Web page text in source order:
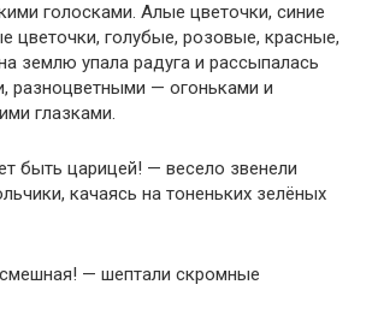
голосками. Алые цветочки, синие
цветочки, голубые, розовые, красные,
землю упала радуга и рассыпалась
разноцветными — огоньками и
глазками.
быть царицей! — весело звенели
качаясь на тоненьких зелёных
— шептали скромные